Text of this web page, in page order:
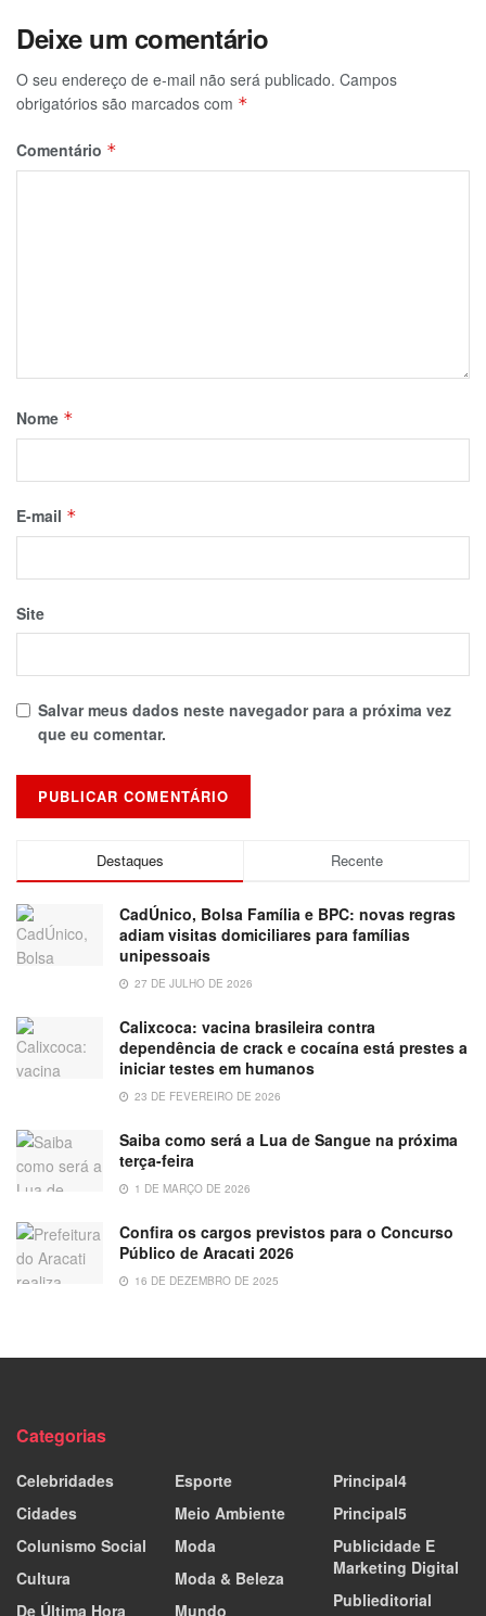
Deixe um comentário
O seu endereço de e-mail não será publicado. Campos
obrigatórios são marcados com *
Comentário *
Nome *
E-mail *
Site
Salvar meus dados neste navegador para a próxima vez
que eu comentar.
Destaques Recente
CadÚnico, Bolsa Família e BPC: novas regras
adiam visitas domiciliares para famílias
unipessoais
27 DE JULHO DE 2026
Calixcoca: vacina brasileira contra
dependência de crack e cocaína está prestes a
iniciar testes em humanos
23 DE FEVEREIRO DE 2026
Saiba como será a Lua de Sangue na próxima
terça-feira
1 DE MARÇO DE 2026
Confira os cargos previstos para o Concurso
Público de Aracati 2026
16 DE DEZEMBRO DE 2025
Categorias
Celebridades
Cidades
Colunismo Social
Cultura
De Última Hora
Esporte
Meio Ambiente
Moda
Moda & Beleza
Mundo
Principal4
Principal5
Publicidade E
Marketing Digital
Publieditorial